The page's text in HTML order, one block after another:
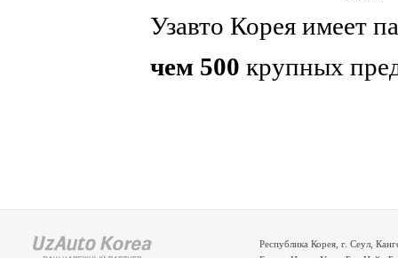
Узавто Корея имеет
чем 500 крупных
Республика Корея, г. Сеул,